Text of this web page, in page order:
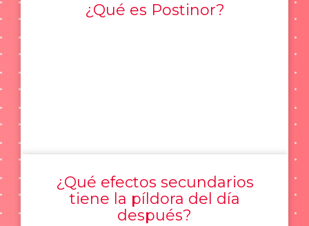
¿Qué es Postinor?
¿Qué efectos secundarios
tiene la píldora del día
después?